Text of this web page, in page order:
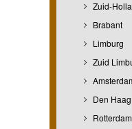
Zuid-
Brabant
Limburg
Zuid
Den Haag
Rotterdam